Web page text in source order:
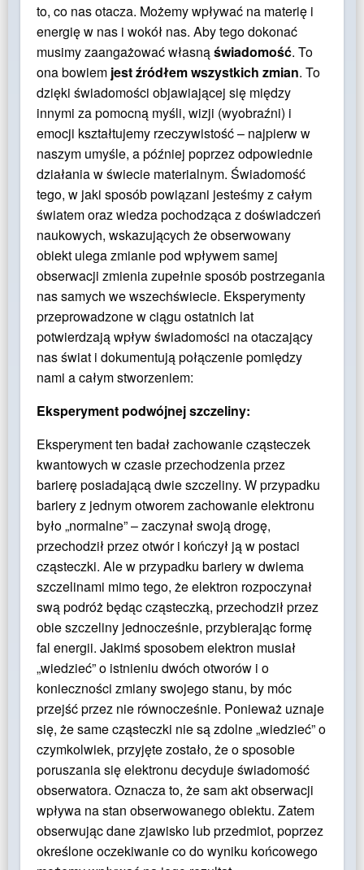
to, co nas otacza. Możemy wpływać na materię i
energię w nas i wokół nas. Aby tego dokonać
musimy zaangażować własnąświadomość. To
ona bowiem jest źródłem wszystkich zmian. To
dzięki świadomości objawiającej się między
innymi za pomocną myśli, wizji (wyobraźni) i
emocji kształtujemy rzeczywistość – najpierw w
naszym umyśle, a później poprzez odpowiednie
działania w świecie materialnym. Świadomość
tego, w jaki sposób powiązani jesteśmy z całym
światem oraz wiedza pochodząca z doświadczeń
naukowych, wskazujących że obserwowany
obiekt ulega zmianie pod wpływem samej
obserwacji zmienia zupełnie sposób postrzegania
nas samych we wszechświecie. Eksperymenty
przeprowadzone w ciągu ostatnich lat
potwierdzają wpływ świadomości na otaczający
nas świat i dokumentują połączenie pomiędzy
nami a całym stworzeniem:
Eksperyment podwójnej szczeliny:
Eksperyment ten badał zachowanie cząsteczek
kwantowych w czasie przechodzenia przez
barierę posiadającą dwie szczeliny. W przypadku
bariery z jednym otworem zachowanie elektronu
było „normalne” – zaczynał swoją drogę,
przechodził przez otwór i kończył ją w postaci
cząsteczki. Ale w przypadku bariery w dwiema
szczelinami mimo tego, że elektron rozpoczynał
swą podróż będąc cząsteczką, przechodził przez
obie szczeliny jednocześnie, przybierając formę
fal energii. Jakimś sposobem elektron musiał
„wiedzieć” o istnieniu dwóch otworów i o
konieczności zmiany swojego stanu, by móc
przejść przez nie równocześnie. Ponieważ uznaje
się, że same cząsteczki nie są zdolne „wiedzieć” o
czymkolwiek, przyjęte zostało, że o sposobie
poruszania się elektronu decyduje świadomość
obserwatora. Oznacza to, że sam akt obserwacji
wpływa na stan obserwowanego obiektu. Zatem
obserwując dane zjawisko lub przedmiot, poprzez
określone oczekiwanie co do wyniku końcowego